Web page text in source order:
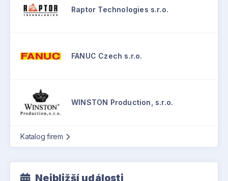
Raptor Technologies s.r.o.
FANUC Czech s.r.o.
WINSTON Production, s.r.o.
Katalog firem
Nejbližší události